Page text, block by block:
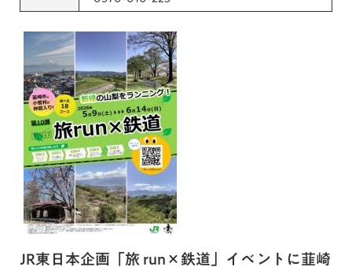
JR東日本企画「旅 run×鉄道」イベントに韮崎